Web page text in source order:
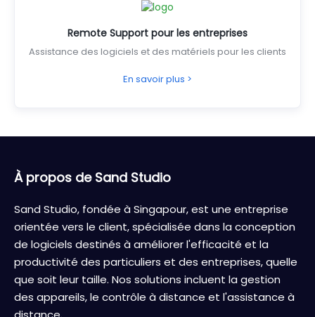
Remote Support pour les entreprises
Assistance des logiciels et des matériels pour les clients
En savoir plus >
À propos de Sand Studio
Sand Studio, fondée à Singapour, est une entreprise
orientée vers le client, spécialisée dans la conception
de logiciels destinés à améliorer l'efficacité et la
productivité des particuliers et des entreprises, quelle
que soit leur taille. Nos solutions incluent la gestion
des appareils, le contrôle à distance et l'assistance à